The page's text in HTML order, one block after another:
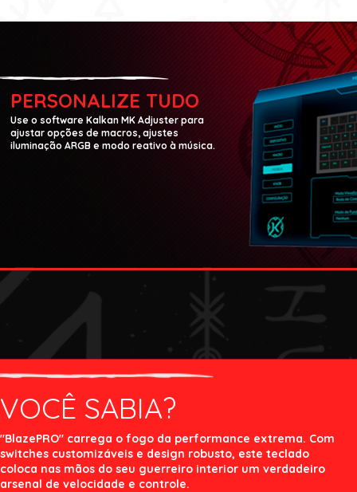
PERSONALIZE TUDO
Use o software Kalkan MK Adjuster para
ajustar opções de macros, ajustes
iluminação ARGB e modo reativo à música.
VOCÊ SABIA?
"BlazePRO" carrega o fogo da performance extrema. Com
switches customizáveis e design robusto, este teclado
coloca nas mãos do seu guerreiro interior um verdadeiro
arsenal de velocidade e controle.